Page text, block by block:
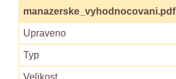
manazerske_vyhodnocovani.pdf